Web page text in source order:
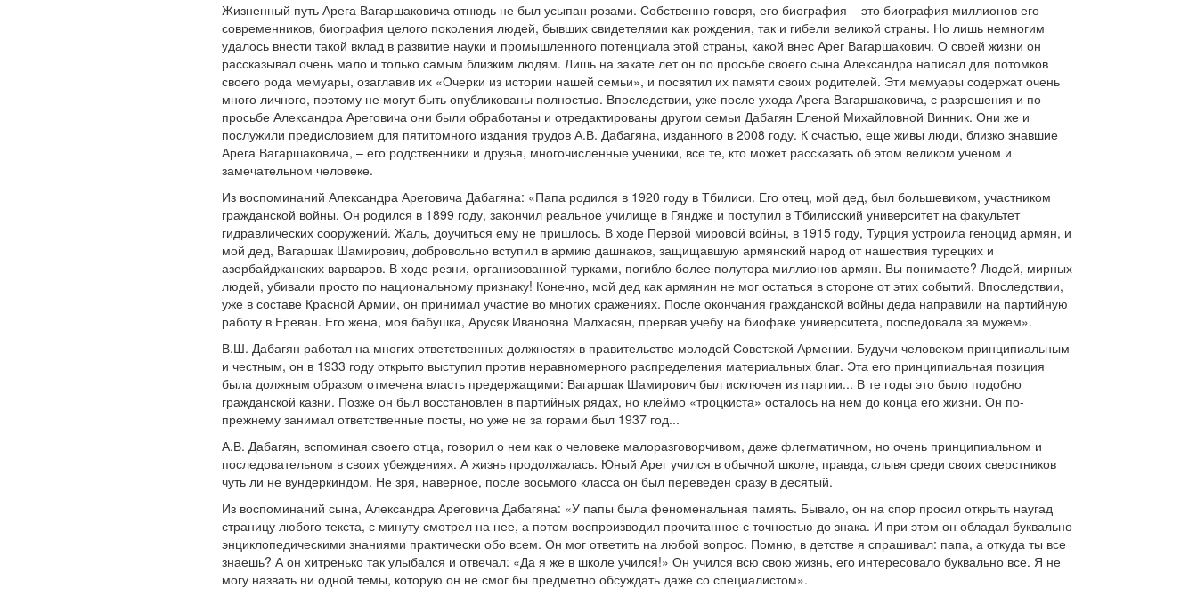
Жизненный путь Арега Вагаршаковича отнюдь не был усыпан розами. Собственно говоря, его биография – это биография миллионов его
современников, биография целого поколения людей, бывших свидетелями как рождения, так и гибели великой страны. Но лишь немногим
удалось внести такой вклад в развитие науки и промышленного потенциала этой страны, какой внес Арег Вагаршакович. О своей жизни он
рассказывал очень мало и только самым близким людям. Лишь на закате лет он по просьбе своего сына Александра написал для потомков
своего рода мемуары, озаглавив их «Очерки из истории нашей семьи», и посвятил их памяти своих родителей. Эти мемуары содержат очень
много личного, поэтому не могут быть опубликованы полностью. Впоследствии, уже после ухода Арега Вагаршаковича, с разрешения и по
просьбе Александра Ареговича они были обработаны и отредактированы другом семьи Дабагян Еленой Михайловной Винник. Они же и
послужили предисловием для пятитомного издания трудов А.В. Дабагяна, изданного в 2008 году. К счастью, еще живы люди, близко знавшие
Арега Вагаршаковича, – его родственники и друзья, многочисленные ученики, все те, кто может рассказать об этом великом ученом и
замечательном человеке.
Из воспоминаний Александра Ареговича Дабагяна: «Папа родился в 1920 году в Тбилиси. Его отец, мой дед, был большевиком, участником
гражданской войны. Он родился в 1899 году, закончил реальное училище в Гяндже и поступил в Тбилисский университет на факультет
гидравлических сооружений. Жаль, доучиться ему не пришлось. В ходе Первой мировой войны, в 1915 году, Турция устроила геноцид армян, и
мой дед, Вагаршак Шамирович, добровольно вступил в армию дашнаков, защищавшую армянский народ от нашествия турецких и
азербайджанских варваров. В ходе резни, организованной турками, погибло более полутора миллионов армян. Вы понимаете? Людей, мирных
людей, убивали просто по национальному признаку! Конечно, мой дед как армянин не мог остаться в стороне от этих событий. Впоследствии,
уже в составе Красной Армии, он принимал участие во многих сражениях. После окончания гражданской войны деда направили на партийную
работу в Ереван. Его жена, моя бабушка, Арусяк Ивановна Малхасян, прервав учебу на биофаке университета, последовала за мужем».
В.Ш. Дабагян работал на многих ответственных должностях в правительстве молодой Советской Армении. Будучи человеком принципиальным
и честным, он в 1933 году открыто выступил против неравномерного распределения материальных благ. Эта его принципиальная позиция
была должным образом отмечена власть предержащими: Вагаршак Шамирович был исключен из партии... В те годы это было подобно
гражданской казни. Позже он был восстановлен в партийных рядах, но клеймо «троцкиста» осталось на нем до конца его жизни. Он по-
прежнему занимал ответственные посты, но уже не за горами был 1937 год...
А.В. Дабагян, вспоминая своего отца, говорил о нем как о человеке малоразговорчивом, даже флегматичном, но очень принципиальном и
последовательном в своих убеждениях. А жизнь продолжалась. Юный Арег учился в обычной школе, правда, слывя среди своих сверстников
чуть ли не вундеркиндом. Не зря, наверное, после восьмого класса он был переведен сразу в десятый.
Из воспоминаний сына, Александра Ареговича Дабагяна: «У папы была феноменальная память. Бывало, он на спор просил открыть наугад
страницу любого текста, с минуту смотрел на нее, а потом воспроизводил прочитанное с точностью до знака. И при этом он обладал буквально
энциклопедическими знаниями практически обо всем. Он мог ответить на любой вопрос. Помню, в детстве я спрашивал: папа, а откуда ты все
знаешь? А он хитренько так улыбался и отвечал: «Да я же в школе учился!» Он учился всю свою жизнь, его интересовало буквально все. Я не
могу назвать ни одной темы, которую он не смог бы предметно обсуждать даже со специалистом».